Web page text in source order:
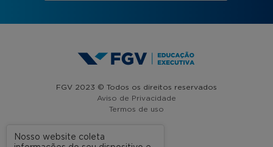
FGV 2023 © Todos os direitos reservados
Aviso de Privacidade
Termos de uso
Nosso website coleta